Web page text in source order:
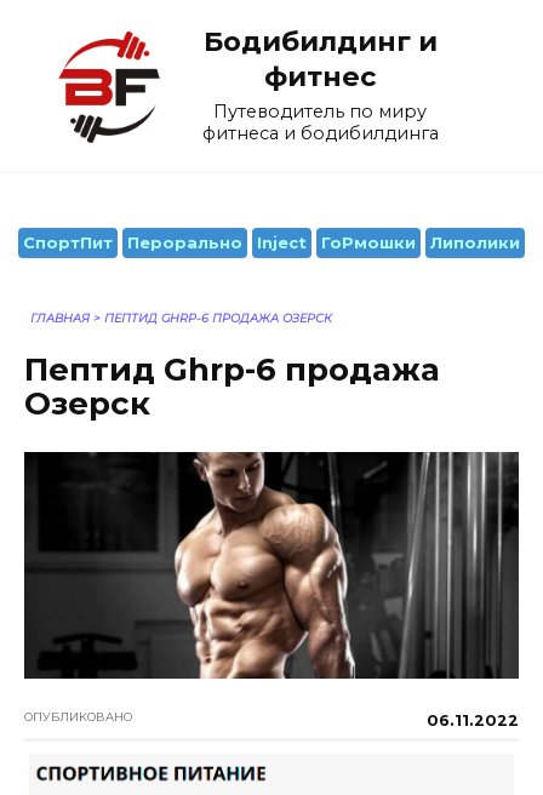
содержанию
Бодибилдинг и
фитнес
Путеводитель по миру
фитнеса и бодибилдинга
СпортПит Перорально Inject ГоРмошки Липолики
ГЛАВНАЯ > ПЕПТИД GHRP-6 ПРОДАЖА ОЗЕРСК
Пептид Ghrp-6 продажа
Озерск
ОПУБЛИКОВАНО 06.11.2022